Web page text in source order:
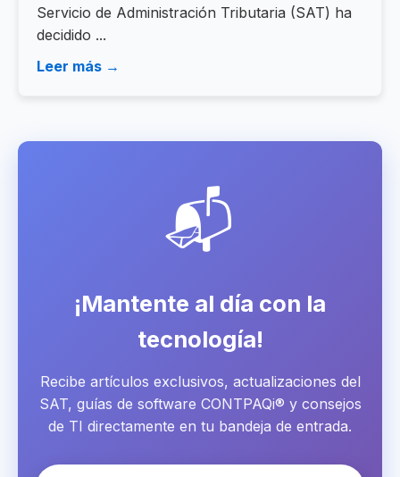
Servicio de Administración Tributaria (SAT) ha
decidido ...
Leer más →
📬
¡Mantente al día con la
tecnología!
Recibe artículos exclusivos, actualizaciones del
SAT, guías de software CONTPAQi® y consejos
de TI directamente en tu bandeja de entrada.